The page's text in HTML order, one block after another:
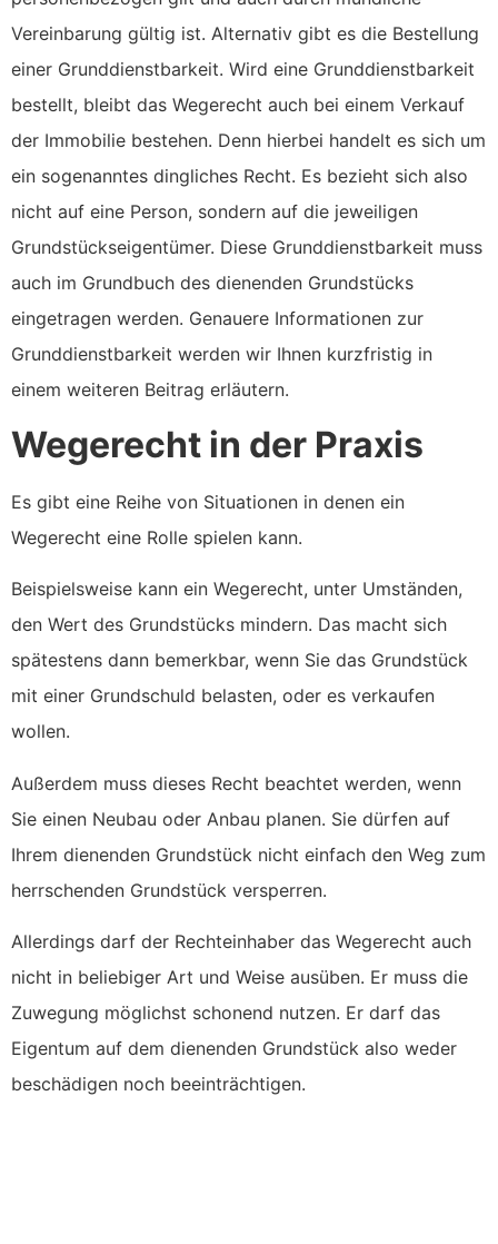
Vereinbarung gültig ist. Alternativ gibt es die Bestellung
einer Grunddienstbarkeit. Wird eine Grunddienstbarkeit
bestellt, bleibt das Wegerecht auch bei einem Verkauf
der Immobilie bestehen. Denn hierbei handelt es sich um
ein sogenanntes dingliches Recht. Es bezieht sich also
nicht auf eine Person, sondern auf die jeweiligen
Grundstückseigentümer. Diese Grunddienstbarkeit muss
auch im Grundbuch des dienenden Grundstücks
eingetragen werden. Genauere Informationen zur
Grunddienstbarkeit werden wir Ihnen kurzfristig in
einem weiteren Beitrag erläutern.
Wegerecht in der Praxis
Es gibt eine Reihe von Situationen in denen ein
Wegerecht eine Rolle spielen kann.
Beispielsweise kann ein Wegerecht, unter Umständen,
den Wert des Grundstücks mindern. Das macht sich
spätestens dann bemerkbar, wenn Sie das Grundstück
mit einer Grundschuld belasten, oder es verkaufen
wollen.
Außerdem muss dieses Recht beachtet werden, wenn
Sie einen Neubau oder Anbau planen. Sie dürfen auf
Ihrem dienenden Grundstück nicht einfach den Weg zum
herrschenden Grundstück versperren.
Allerdings darf der Rechteinhaber das Wegerecht auch
nicht in beliebiger Art und Weise ausüben. Er muss die
Zuwegung möglichst schonend nutzen. Er darf das
Eigentum auf dem dienenden Grundstück also weder
beschädigen noch beeinträchtigen.